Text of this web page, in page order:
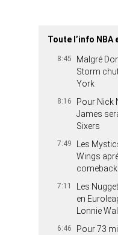
Toute l’info NBA
8:45
Malgré
Storm
York
8:16
Pour Nick
James
Sixers
7:49
Les
Wings
comeback
7:11
Les
en
Lonnie
6:46
Pour 73